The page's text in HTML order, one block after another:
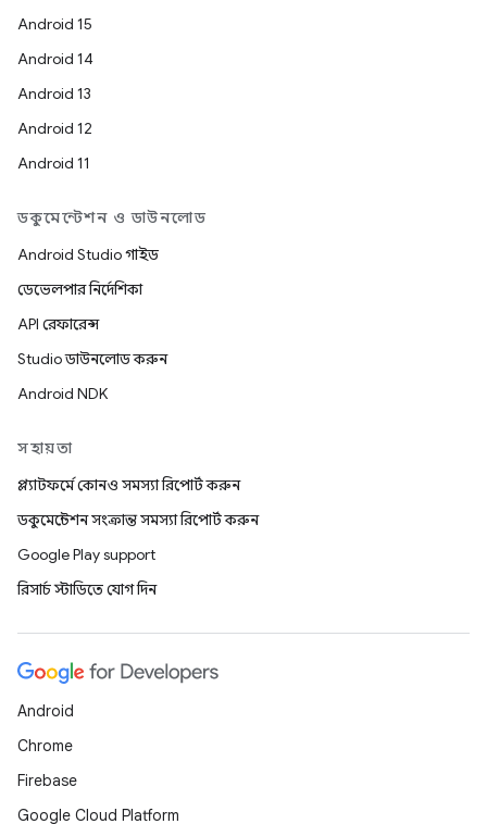
Android 15
Android 14
Android 13
Android 12
Android 11
ডকুমেন্টেশন ও ডাউনলোড
Android Studio গাইড
ডেভেলপার নির্দেশিকা
API রেফারেন্স
Studio ডাউনলোড করুন
Android NDK
সহায়তা
প্ল্যাটফর্মে কোনও সমস্যা রিপোর্ট করুন
ডকুমেন্টেশন সংক্রান্ত সমস্যা রিপোর্ট করুন
Google Play support
রিসার্চ স্টাডিতে যোগ দিন
Android
Chrome
Firebase
Google Cloud Platform